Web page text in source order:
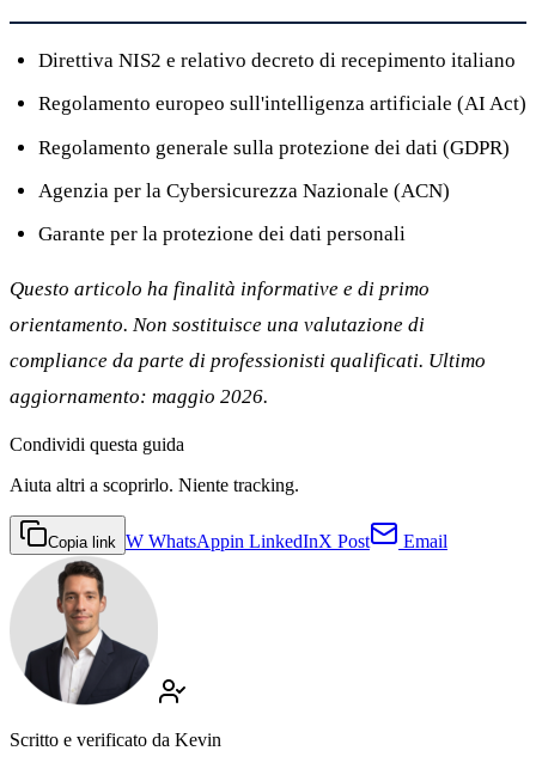
Direttiva NIS2 e relativo decreto di recepimento italiano
Regolamento europeo sull'intelligenza artificiale (AI Act)
Regolamento generale sulla protezione dei dati (GDPR)
Agenzia per la Cybersicurezza Nazionale (ACN)
Garante per la protezione dei dati personali
Questo articolo ha finalità informative e di primo
orientamento. Non sostituisce una valutazione di
compliance da parte di professionisti qualificati. Ultimo
aggiornamento: maggio 2026.
Condividi questa guida
Aiuta altri a scoprirlo. Niente tracking.
Copia link W WhatsAppin LinkedInX Post Email
Scritto e verificato da Kevin